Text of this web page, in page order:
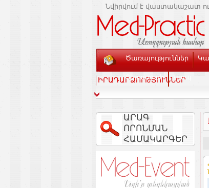
Նվիրվում է վաստակաշատ
Ծառայություններ
Տեսասրահ Կապ
ԻՐԱԴԱՐՁՈՒԹՅՈՒՆՆԵՐ
ԱՐԱԳ
ՈՐՈՆՄԱՆ
ՀԱՄԱԿԱՐԳԵՐ